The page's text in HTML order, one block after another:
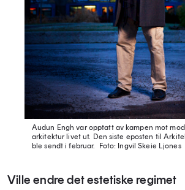
Audun Engh var opptatt av kampen mot
arkitektur livet ut. Den siste eposten til
ble sendt i februar.
Foto: Ingvil Skeie Ljones
Ville endre det estetiske regimet